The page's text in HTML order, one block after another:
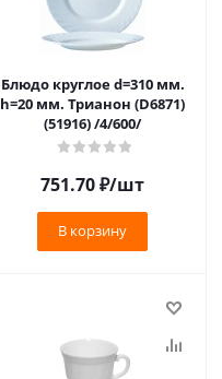
Блюдо круглое d=310 мм.
h=20 мм. Трианон (D6871)
(51916) /4/600/
751.70₽/шт
В корзину